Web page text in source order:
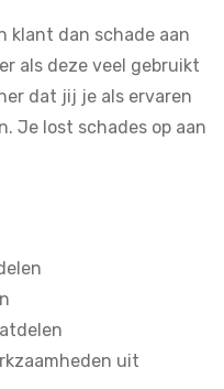
klant dan schade aan
als deze veel gebruikt
dat jij je als ervaren
Je lost schades op aan
uit